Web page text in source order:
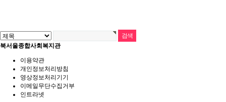
북서울종합사회복지관
이용약관
개인정보처리방침
영상정보처리기기
이메일무단수집거부
인트라넷